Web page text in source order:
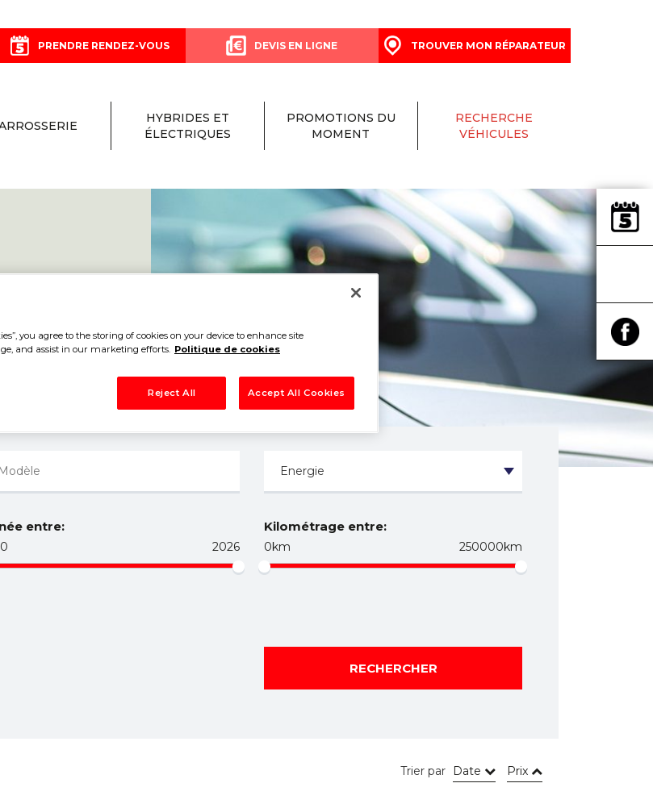
PRENDRE RENDEZ-VOUS DEVIS EN LIGNE TROUVER MON RÉPARATEUR
HYBRIDES ET
ÉLECTRIQUES
PROMOTIONS DU
MOMENT
RECHERCHE
VÉHICULES
entre:
2026
Kilométrage entre:
0km 250000km
RECHERCHER
Trier par Date Prix
you agree to the storing of cookies on your device to enhance site
and assist in our marketing efforts. Politique de cookies
Reject All Accept All Cookies